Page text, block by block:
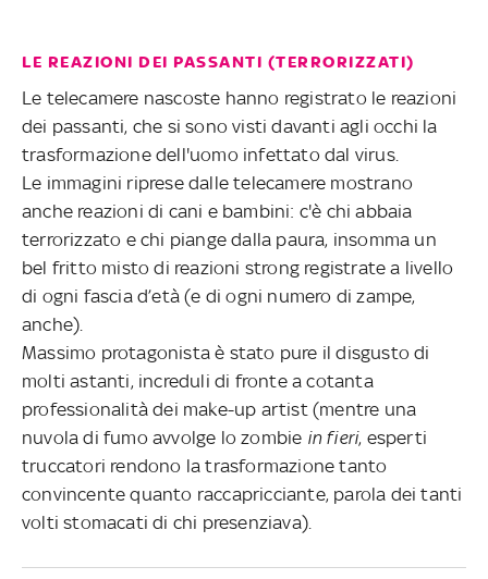
LE REAZIONI DEI PASSANTI (TERRORIZZATI)
Le telecamere nascoste hanno registrato le reazioni
dei passanti, che si sono visti davanti agli occhi la
trasformazione dell'uomo infettato dal virus.
Le immagini riprese dalle telecamere mostrano
anche reazioni di cani e bambini: c'è chi abbaia
terrorizzato e chi piange dalla paura, insomma un
bel fritto misto di reazioni strong registrate a livello
di ogni fascia d’età (e di ogni numero di zampe,
anche).
Massimo protagonista è stato pure il disgusto di
molti astanti, increduli di fronte a cotanta
professionalità dei make-up artist (mentre una
nuvola di fumo avvolge lo zombie in fieri, esperti
truccatori rendono la trasformazione tanto
convincente quanto raccapricciante, parola dei tanti
volti stomacati di chi presenziava).